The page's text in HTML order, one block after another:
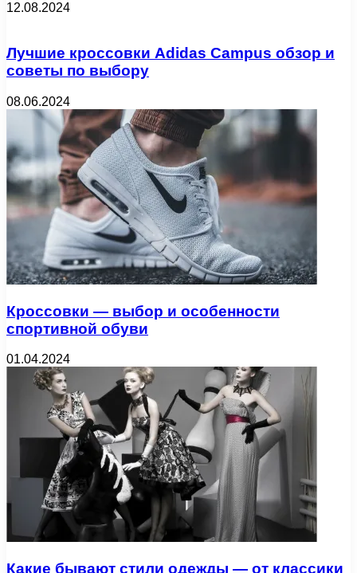
12.08.2024
Лучшие кроссовки Adidas Campus обзор и
советы по выбору
08.06.2024
Кроссовки — выбор и особенности
спортивной обуви
01.04.2024
Какие бывают стили одежды — от классики